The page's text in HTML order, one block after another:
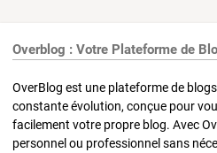
Overblog : Votre Plateforme de
OverBlog est une plateforme de
constante évolution, conçue pour
facilement votre propre blog. Avec
personnel ou professionnel sans